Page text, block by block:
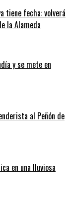
tiene fecha: volverá
la Alameda
y se mete en
al Peñón de
en una lluviosa